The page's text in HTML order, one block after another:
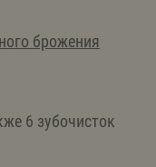
брожения
6 зубочисток